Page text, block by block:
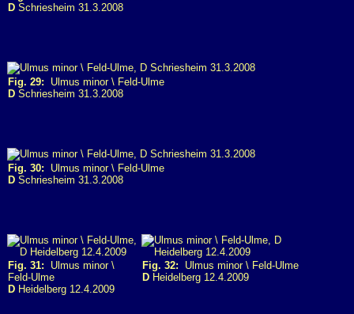
D Schriesheim 31.3.2008
Fig. 29: Ulmus minor \ Feld-Ulme
D Schriesheim 31.3.2008
Fig. 30: Ulmus minor \ Feld-Ulme
D Schriesheim 31.3.2008
Fig. 31: Ulmus minor \
Feld-Ulme
D Heidelberg 12.4.2009
Fig. 32: Ulmus minor \ Feld-Ulme
D Heidelberg 12.4.2009